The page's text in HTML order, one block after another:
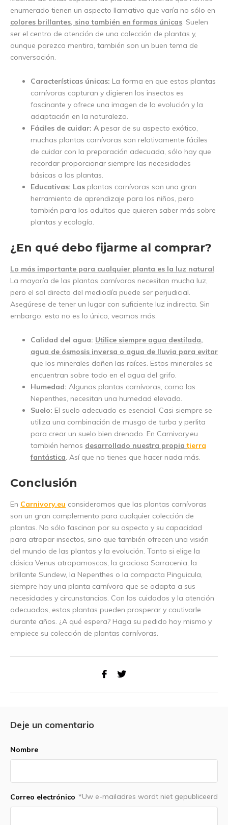
enumerado tienen un aspecto llamativo que varía no sólo en
colores brillantes, sino también en formas únicas. Suelen
ser el centro de atención de una colección de plantas y,
aunque parezca mentira, también son un buen tema de
conversación.
Características únicas: La forma en que estas plantas
carnívoras capturan y digieren los insectos es
fascinante y ofrece una imagen de la evolución y la
adaptación en la naturaleza.
Fáciles de cuidar: Apesar de su aspecto exótico,
muchas plantas carnívoras son relativamente fáciles
de cuidar con la preparación adecuada, sólo hay que
recordar proporcionar siempre las necesidades
básicas a las plantas.
Educativas: Las plantas carnívoras son una gran
herramienta de aprendizaje para los niños, pero
también para los adultos que quieren saber más sobre
plantas y ecología.
¿En qué debo fijarme al comprar?
Lo más importante para cualquier planta es la luz natural.
La mayoría de las plantas carnívoras necesitan mucha luz,
pero el sol directo del mediodía puede ser perjudicial.
Asegúrese de tener un lugar con suficiente luz indirecta. Sin
embargo, esto no es lo único, veamos más:
Calidad del agua: Utilice siempre agua destilada,
agua de ósmosis inversa o agua de lluvia para evitar
que los minerales dañen las raíces. Estos minerales se
encuentran sobre todo en el agua del grifo.
Humedad: Algunas plantas carnívoras, como las
Nepenthes, necesitan una humedad elevada.
Suelo: El suelo adecuado es esencial. Casi siempre se
utiliza una combinación de musgo de turba y perlita
para crear un suelo bien drenado. En Carnivory.eu
también hemos desarrollado nuestra propiatierra
fantástica. Así que no tienes que hacer nada más.
Conclusión
En Carnivory.eu consideramos que las plantas carnívoras
son un gran complemento para cualquier colección de
plantas. No sólo fascinan por su aspecto y su capacidad
para atrapar insectos, sino que también ofrecen una visión
del mundo de las plantas y la evolución. Tanto si elige la
clásica Venus atrapamoscas, la graciosa Sarracenia, la
brillante Sundew, la Nepenthes o la compacta Pinguicula,
siempre hay una planta carnívora que se adapta a sus
necesidades y circunstancias. Con los cuidados y la atención
adecuados, estas plantas pueden prosperar y cautivarle
durante años. ¿A qué espera? Haga su pedido hoy mismo y
empiece su colección de plantas carnívoras.
Deje un comentario
Nombre
Correo electrónico *Uw e-mailadres wordt niet gepubliceerd